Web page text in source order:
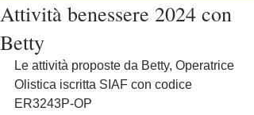
Attività benessere 2024 con
Betty
Le attività proposte da Betty, Operatrice
Olistica iscritta SIAF con codice
ER3243P-OP